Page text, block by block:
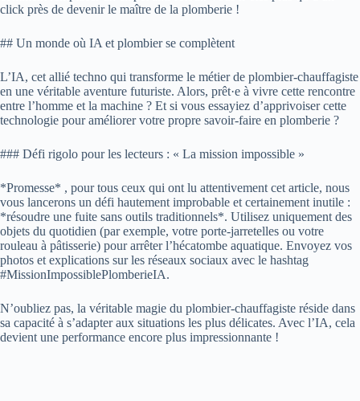
click près de devenir le maître de la plomberie !
## Un monde où IA et plombier se complètent
L’IA, cet allié techno qui transforme le métier de plombier-chauffagiste
en une véritable aventure futuriste. Alors, prêt·e à vivre cette rencontre
entre l’homme et la machine ? Et si vous essayiez d’apprivoiser cette
technologie pour améliorer votre propre savoir-faire en plomberie ?
### Défi rigolo pour les lecteurs : « La mission impossible »
*Promesse* , pour tous ceux qui ont lu attentivement cet article, nous
vous lancerons un défi hautement improbable et certainement inutile :
*résoudre une fuite sans outils traditionnels*. Utilisez uniquement des
objets du quotidien (par exemple, votre porte-jarretelles ou votre
rouleau à pâtisserie) pour arrêter l’hécatombe aquatique. Envoyez vos
photos et explications sur les réseaux sociaux avec le hashtag
#MissionImpossiblePlomberieIA.
N’oubliez pas, la véritable magie du plombier-chauffagiste réside dans
sa capacité à s’adapter aux situations les plus délicates. Avec l’IA, cela
devient une performance encore plus impressionnante !